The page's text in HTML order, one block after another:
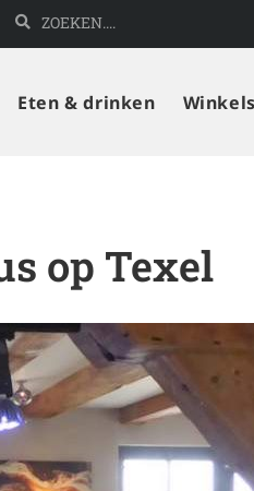
Eten & drinken Winkels
op Texel